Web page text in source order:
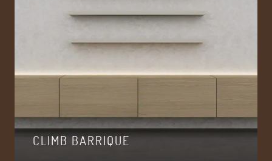
CLIMB BARRIQUE